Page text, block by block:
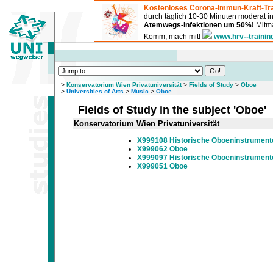
Kostenloses Corona-Immun-Kraft-
durch täglich 10-30 Minuten moderat
Atemwegs-Infektionen um 50%!
Komm, mach mit!
www.hrv--
> Konservatorium Wien Privatuniversität> Fields of Study > Oboe
> Universities of Arts > Music > Oboe
Fields of Study in the subject 'Oboe'
Konservatorium Wien Privatuniversität
X999108 Historische
X999062 Oboe
X999097 Historische
X999051 Oboe